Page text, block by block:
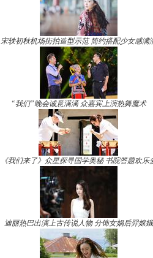
宋轶初秋机场街拍造型示范 简约搭配少女感满
“我们”晚会诚意满满 众嘉宾上演热舞魔术
《我们来了》众星探寻国学奥秘 书院答题欢乐
迪丽热巴出演上古传说人物 分饰女娲后羿嫦娥